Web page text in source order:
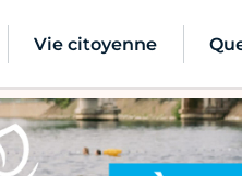
Vie citoyenne